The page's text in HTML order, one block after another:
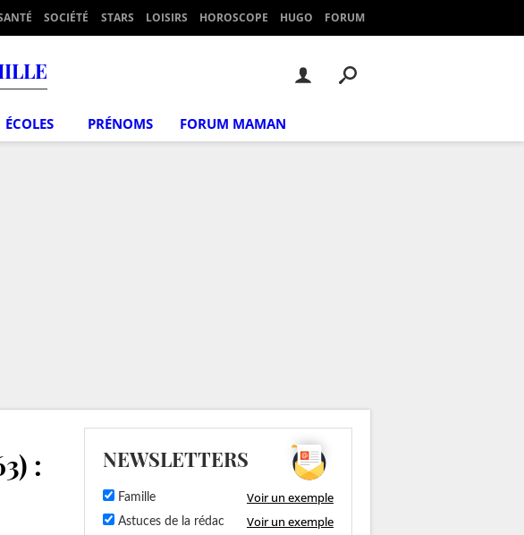
SOCIÉTÉ STARS LOISIRS HOROSCOPE HUGO FORUM
ÉCOLES PRÉNOMS FORUM MAMAN
:
NEWSLETTERS
Famille Voir un exemple
Astuces de la rédac Voir un exemple